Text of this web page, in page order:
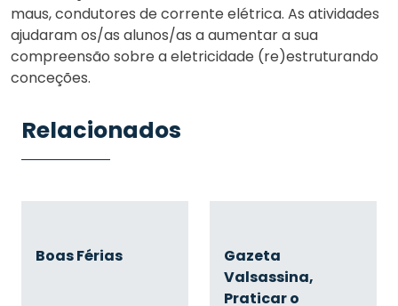
maus, condutores de corrente elétrica. As atividades
ajudaram os/as alunos/as a aumentar a sua
compreensão sobre a eletricidade (re)estruturando
conceções.
Relacionados
Boas Férias
Gazeta
Valsassina,
Praticar o